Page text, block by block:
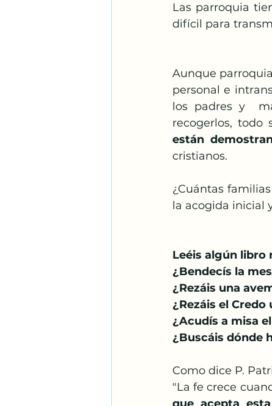
Las parroquia
difícil para
Aunque
personal e
los padres y
recogerlos, todo
están
cristianos.
¿Cuántas
la acogida inicial
Leéis algún libro
¿Bendecís la
¿Rezáis una
¿Rezáis el
¿Acudís a misa
¿Buscáis dónde
Como dice P.
"La fe crece